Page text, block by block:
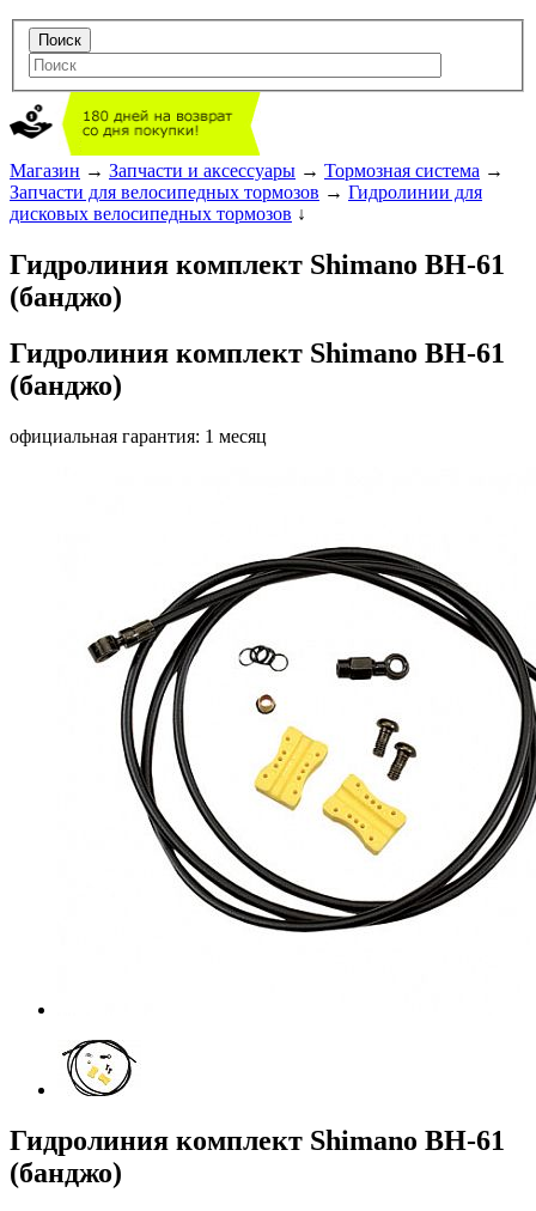
Магазин → Запчасти и аксессуары → Тормозная система →
Запчасти для велосипедных тормозов → Гидролинии для
дисковых велосипедных тормозов ↓
Гидролиния комплект Shimano BH-61
(банджо)
Гидролиния комплект Shimano BH-61
(банджо)
официальная гарантия: 1 месяц
Гидролиния комплект Shimano BH-61
(банджо)